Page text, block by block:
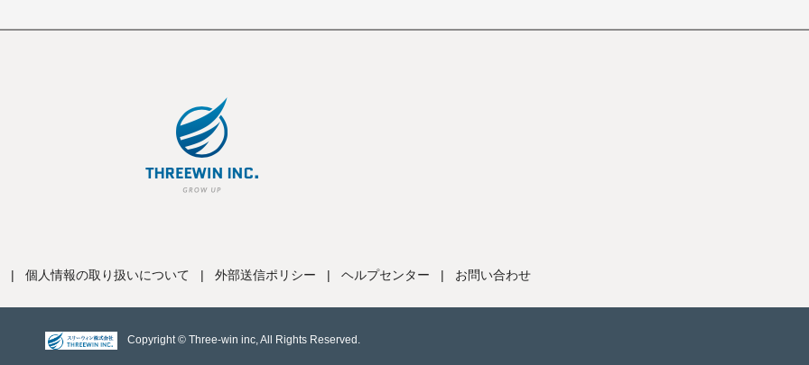
| 個人情報の取り扱いについて | 外部送信ポリシー | ヘルプセンター | お問い合わせ
Copyright © Three-win inc, All Rights Reserved.